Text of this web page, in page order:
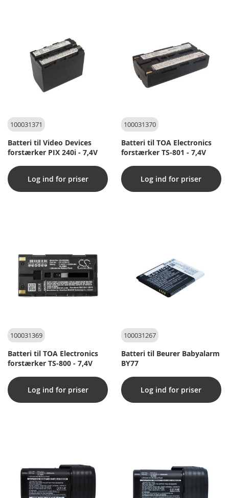
100031371
Batteri til Video Devices
forstærker PIX 240i - 7,4V
Log ind for priser
100031370
Batteri til TOA Electronics
forstærker TS-801 - 7,4V
Log ind for priser
100031369
Batteri til TOA Electronics
forstærker TS-800 - 7,4V
Log ind for priser
100031267
Batteri til Beurer Babyalarm
BY77
Log ind for priser